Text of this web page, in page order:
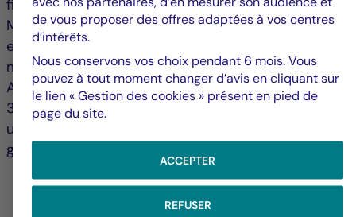
filiale de La Française. Crédit Mutuel Asset
Management : 128 boulevard Raspail, 75006 Paris
est une société de gestion agréée par l'Autorité des
marchés financiers sous le n° GP 97 138. Société
Anonyme au capital de 3 871 680 €, RCS Paris n°
388 555 021, Crédit Mutuel Asset Management est
une filiale de Groupe La Française, holding de
gestion d'actifs du Crédit Mutuel Alliance Fédérale.
de vous proposer des offres adaptées à vos centres
d’intérêts.
Nous conservons vos choix pendant 6 mois. Vous
pouvez à tout moment changer d’avis en cliquant sur
le lien « Gestion des cookies » présent en pied de
page du site.
ACCEPTER
REFUSER